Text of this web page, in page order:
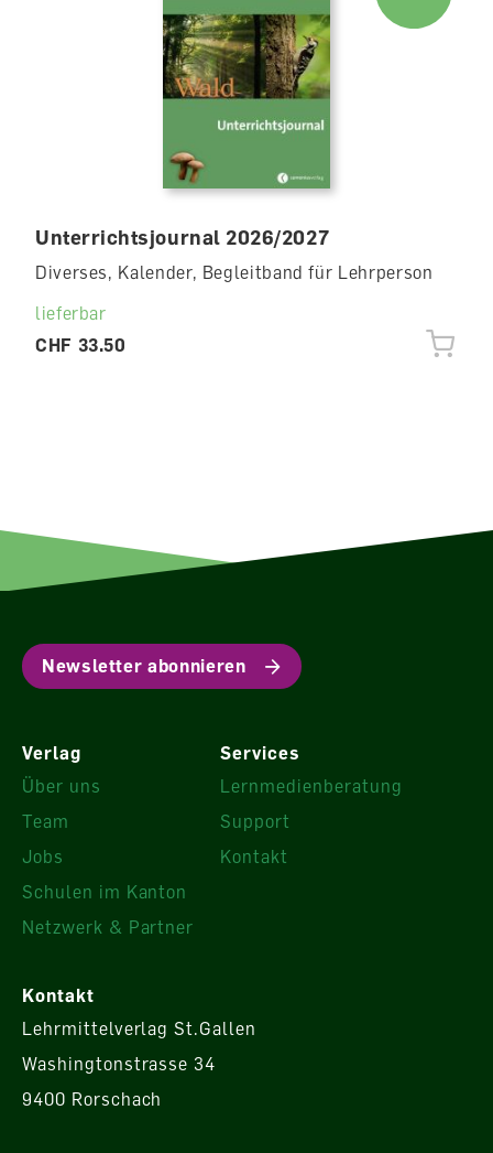
Unterrichtsjournal 2026/2027
Diverses, Kalender, Begleitband für Lehrperson
lieferbar
CHF 33.50
Newsletter abonnieren
Verlag
Über uns
Team
Jobs
Schulen im Kanton
Netzwerk & Partner
Services
Lernmedienberatung
Support
Kontakt
Kontakt
Lehrmittelverlag St.Gallen
Washingtonstrasse 34
9400 Rorschach